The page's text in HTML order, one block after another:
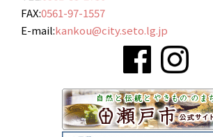
FAX:0561-97-1557
E-mail:kankou@city.seto.lg.jp